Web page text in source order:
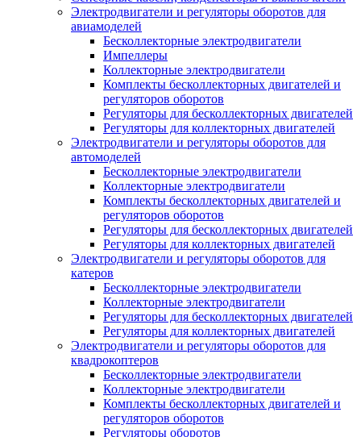
Электродвигатели и регуляторы оборотов для
авиамоделей
Бесколлекторные электродвигатели
Импеллеры
Коллекторные электродвигатели
Комплекты бесколлекторных двигателей и
регуляторов оборотов
Регуляторы для бесколлекторных двигателей
Регуляторы для коллекторных двигателей
Электродвигатели и регуляторы оборотов для
автомоделей
Бесколлекторные электродвигатели
Коллекторные электродвигатели
Комплекты бесколлекторных двигателей и
регуляторов оборотов
Регуляторы для бесколлекторных двигателей
Регуляторы для коллекторных двигателей
Электродвигатели и регуляторы оборотов для
катеров
Бесколлекторные электродвигатели
Коллекторные электродвигатели
Регуляторы для бесколлекторных двигателей
Регуляторы для коллекторных двигателей
Электродвигатели и регуляторы оборотов для
квадрокоптеров
Бесколлекторные электродвигатели
Коллекторные электродвигатели
Комплекты бесколлекторных двигателей и
регуляторов оборотов
Регуляторы оборотов